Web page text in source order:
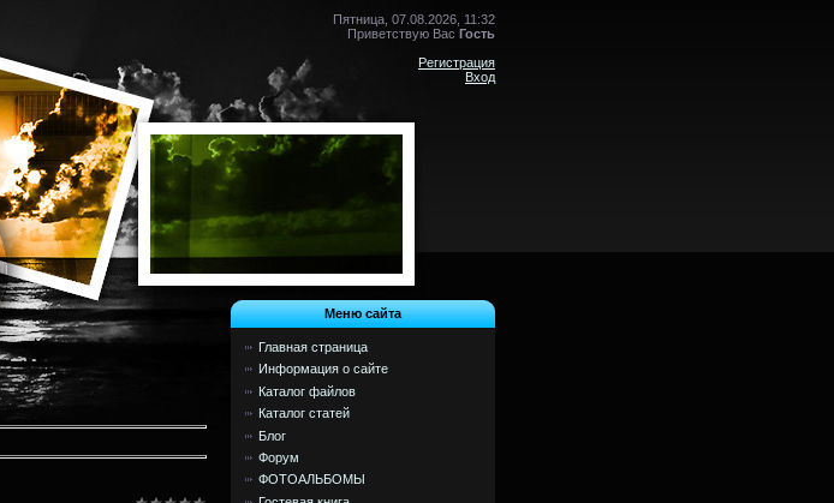
Пятница, 07.08.2026, 11:32
Приветствую Вас Гость
Регистрация
Вход
Меню сайта
Главная страница
Информация о сайте
Каталог файлов
Каталог статей
Блог
Форум
ФОТОАЛЬБОМЫ